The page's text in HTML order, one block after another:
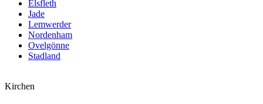
Elsfleth
Jade
Lemwerder
Nordenham
Ovelgönne
Stadland
Kirchen